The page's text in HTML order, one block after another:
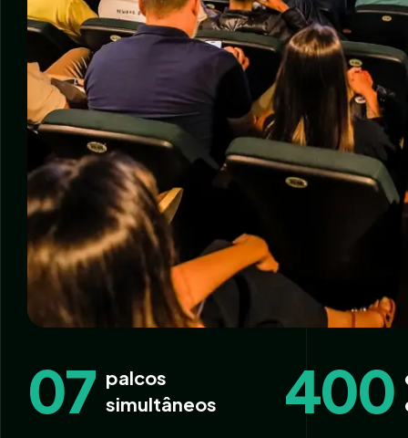
07 palcos
simultâneos
400